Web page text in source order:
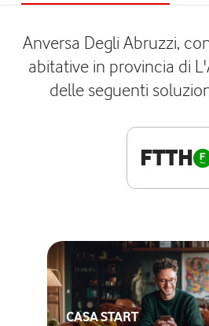
Anversa Degli Abruzzi,
abitative in provincia di
delle seguenti
FTTH
CASA START